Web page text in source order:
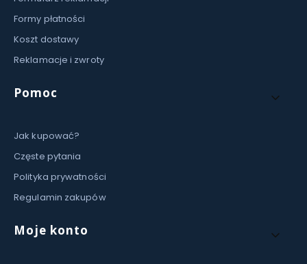
Formy płatności
Koszt dostawy
Reklamacje i zwroty
Pomoc
Jak kupować?
Częste pytania
Polityka prywatności
Regulamin zakupów
Moje konto